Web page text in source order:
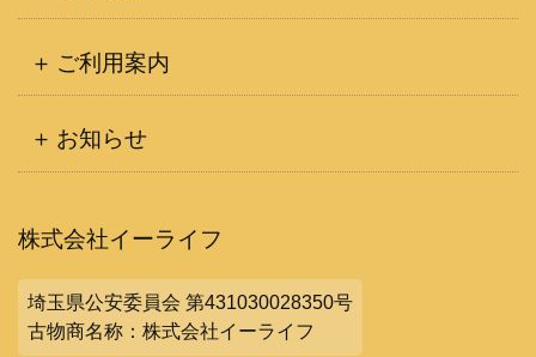
ご利用案内
お知らせ
株式会社イーライフ
埼玉県公安委員会 第431030028350号
古物商名称：株式会社イーライフ